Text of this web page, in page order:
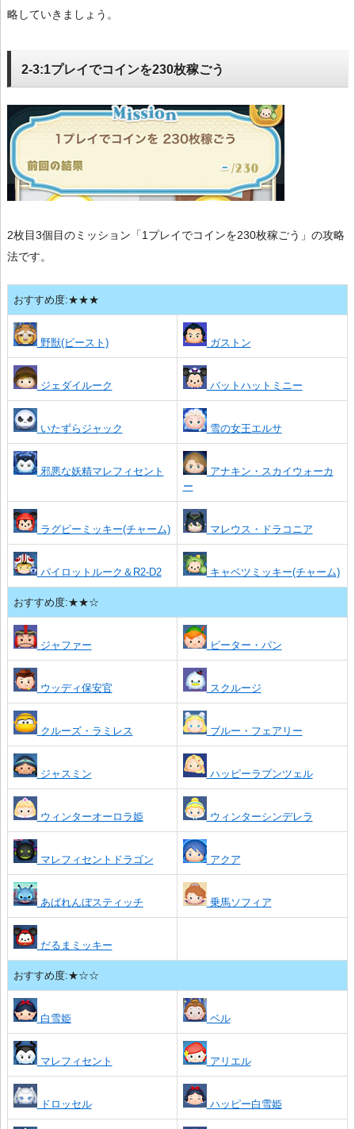
略していきましょう。
2-3:1プレイでコインを230枚稼ごう
2枚目3個目のミッション「1プレイでコインを230枚稼ごう」の攻略
法です。
おすすめ度:★★★
野獣(ビースト) ガストン
ジェダイルーク バットハットミニー
いたずらジャック 雪の女王エルサ
邪悪な妖精マレフィセント
アナキン・スカイウォーカ
ー
ラグビーミッキー(チャーム) マレウス・ドラコニア
パイロットルーク＆R2-D2 キャベツミッキー(チャーム)
おすすめ度:★★☆
ジャファー ピーター・パン
ウッディ保安官 スクルージ
クルーズ・ラミレス ブルー・フェアリー
ジャスミン ハッピーラプンツェル
ウィンターオーロラ姫 ウィンターシンデレラ
マレフィセントドラゴン アクア
あばれんぼスティッチ 乗馬ソフィア
だるまミッキー
おすすめ度:★☆☆
白雪姫 ベル
マレフィセント アリエル
ドロッセル ハッピー白雪姫